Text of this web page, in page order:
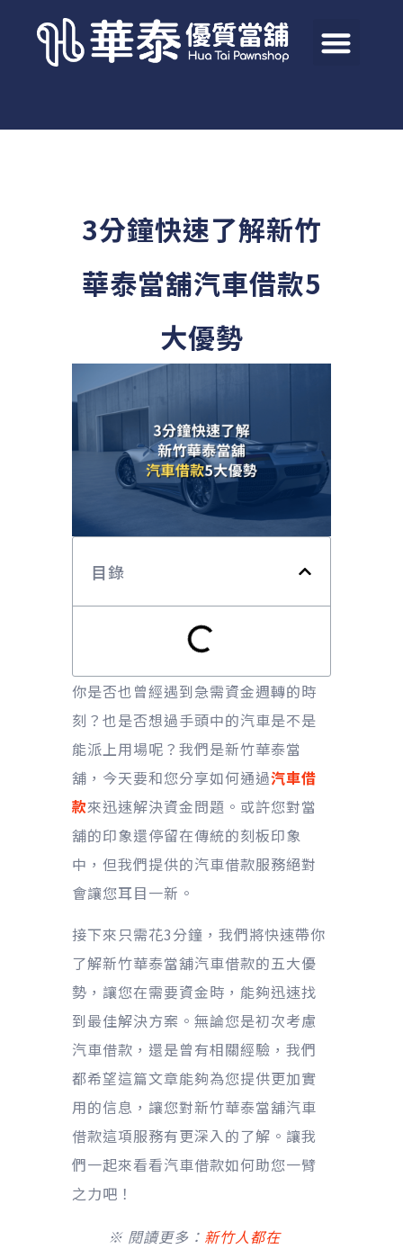
3分鐘快速了解新竹
華泰當舖汽車借款5
大優勢
目錄
你是否也曾經遇到急需資金週轉的時
刻？也是否想過手頭中的汽車是不是
能派上用場呢？我們是新竹華泰當
舖，今天要和您分享如何通過汽車借
款來迅速解決資金問題。或許您對當
舖的印象還停留在傳統的刻板印象
中，但我們提供的汽車借款服務絕對
會讓您耳目一新。
接下來只需花3分鐘，我們將快速帶你
了解新竹華泰當舖汽車借款的五大優
勢，讓您在需要資金時，能夠迅速找
到最佳解決方案。無論您是初次考慮
汽車借款，還是曾有相關經驗，我們
都希望這篇文章能夠為您提供更加實
用的信息，讓您對新竹華泰當舖汽車
借款這項服務有更深入的了解。讓我
們一起來看看汽車借款如何助您一臂
之力吧！
※ 閱讀更多： 新竹人都在